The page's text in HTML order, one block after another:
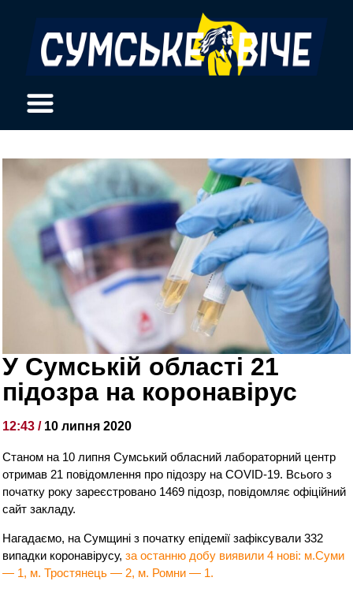
У Сумській області 21
підозра на коронавірус
12:43 / 10 липня 2020
Станом на 10 липня Сумський обласний лабораторний центр
отримав 21 повідомлення про підозру на COVID-19. Всьогоз
початку року зареєстровано 1469 підозр, повідомляє офіційний
сайт закладу.
Нагадаємо, на Сумщині з початку епідемії зафіксували 332
випадки коронавірусу,за останню добу виявили 4 нові: м.Суми
— 1, м. Тростянець — 2, м. Ромни — 1.